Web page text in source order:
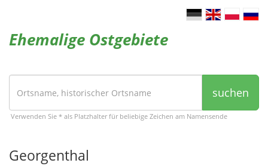
Ehemalige Ostgebiete
suchen
Verwenden Sie * als Platzhalter für beliebige Zeichen am Namensende
Georgenthal